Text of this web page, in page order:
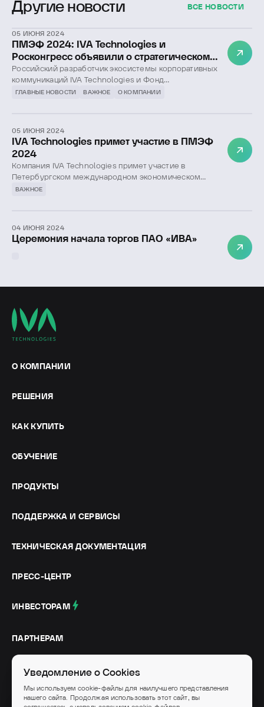
Другие новости ВСЕ НОВОСТИ
05 ИЮНЯ 2024
ПМЭФ 2024: IVA Technologies и
Росконгресс объявили о стратегическом
партнерстве
Российский разработчик экосистемы корпоративных
коммуникаций IVA Technologies и Фонд
«Росконгресс» подписали соглашение о
ГЛАВНЫЕ НОВОСТИ ВАЖНОЕ О КОМПАНИИ
05 ИЮНЯ 2024
IVA Technologies примет участие в ПМЭФ
2024
Компания IVA Technologies примет участие в
Петербургском международном экономическом
форуме (ПМЭФ), который пройдет с 5 по 8 июня в
ВАЖНОЕ
04 ИЮНЯ 2024
Церемония начала торгов ПАО «ИВА»
О КОМПАНИИ
РЕШЕНИЯ
КАК КУПИТЬ
ОБУЧЕНИЕ
ПРОДУКТЫ
ПОДДЕРЖКА И СЕРВИСЫ
ТЕХНИЧЕСКАЯ ДОКУМЕНТАЦИЯ
ПРЕСС-ЦЕНТР
ИНВЕСТОРАМ
ПАРТНЕРАМ
СОЦИАЛЬНЫЕ СЕТИ
Уведомление о Cookies
Мы используем cookie-файлы для наилучшего представления
нашего сайта. Продолжая использовать этот сайт, вы